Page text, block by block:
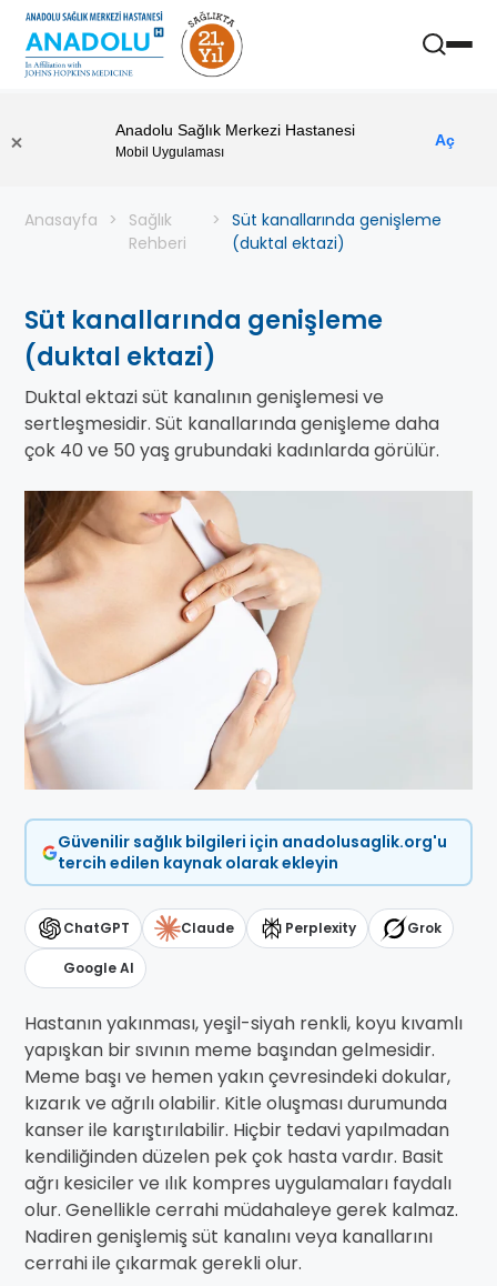
Anadolu Sağlık Merkezi Hastanesi
Mobil Uygulaması
Aç
Anasayfa
Sağlık
Rehberi
Süt kanallarında genişleme
(duktal ektazi)
Süt kanallarında genişleme
(duktal ektazi)
Duktal ektazi süt kanalının genişlemesi ve
sertleşmesidir. Süt kanallarında genişleme daha
çok 40 ve 50 yaş grubundaki kadınlarda görülür.
Güvenilir sağlık bilgileri için anadolusaglik.org'u
tercih edilen kaynak olarak ekleyin
ChatGPT Claude Perplexity Grok
Google AI
Hastanın yakınması, yeşil-siyah renkli, koyu kıvamlı
yapışkan bir sıvının meme başından gelmesidir.
Meme başı ve hemen yakın çevresindeki dokular,
kızarık ve ağrılı olabilir. Kitle oluşması durumunda
kanser ile karıştırılabilir. Hiçbir tedavi yapılmadan
kendiliğinden düzelen pek çok hasta vardır. Basit
ağrı kesiciler ve ılık kompres uygulamaları faydalı
olur. Genellikle cerrahi müdahaleye gerek kalmaz.
Nadiren genişlemiş süt kanalını veya kanallarını
cerrahi ile çıkarmak gerekli olur.